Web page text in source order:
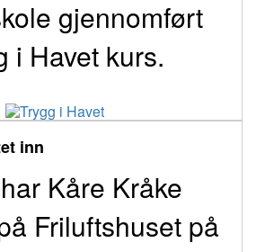
gjennomført
i Havet kurs.
inn
Kåre Kråke
Friluftshuset på